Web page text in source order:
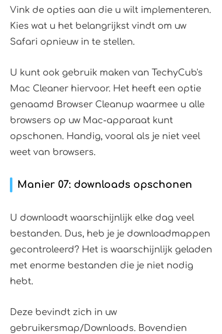
Vink de opties aan die u wilt implementeren.
Kies wat u het belangrijkst vindt om uw
Safari opnieuw in te stellen.
U kunt ook gebruik maken van TechyCub's
Mac Cleaner hiervoor. Het heeft een optie
genaamd Browser Cleanup waarmee u alle
browsers op uw Mac-apparaat kunt
opschonen. Handig, vooral als je niet veel
weet van browsers.
Manier 07: downloads opschonen
U downloadt waarschijnlijk elke dag veel
bestanden. Dus, heb je je downloadmappen
gecontroleerd? Het is waarschijnlijk geladen
met enorme bestanden die je niet nodig
hebt.
Deze bevindt zich in uw
gebruikersmap/Downloads. Bovendien